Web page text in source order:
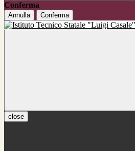
Conferma
Annulla Conferma
close